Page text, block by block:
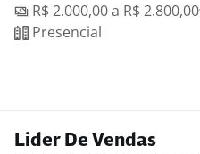
R$ 2.000,00 a R$ 2.800,00
Presencial
Lider De Vendas